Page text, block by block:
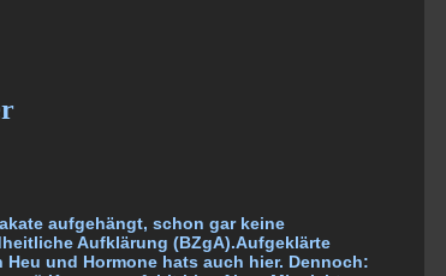
aufgehängt, schon gar keine
Aufklärung (BZgA).Aufgeklärte
und Hormone hats auch hier. Dennoch: